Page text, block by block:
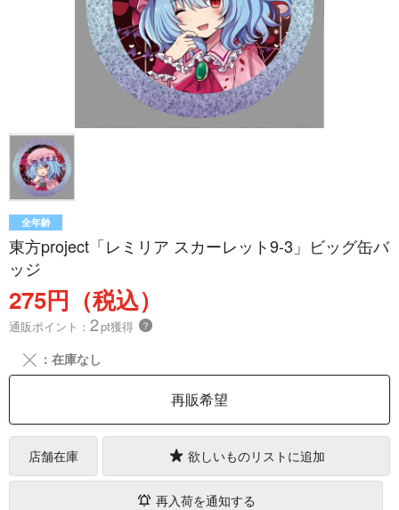
全年齢
東方project「レミリア スカーレット9-3」ビッグ缶バ
ッジ
275円（税込）
通販ポイント： 2pt獲得 ？
╳ ：在庫なし
再販希望
店舗在庫 欲しいものリストに追加
再入荷を通知する